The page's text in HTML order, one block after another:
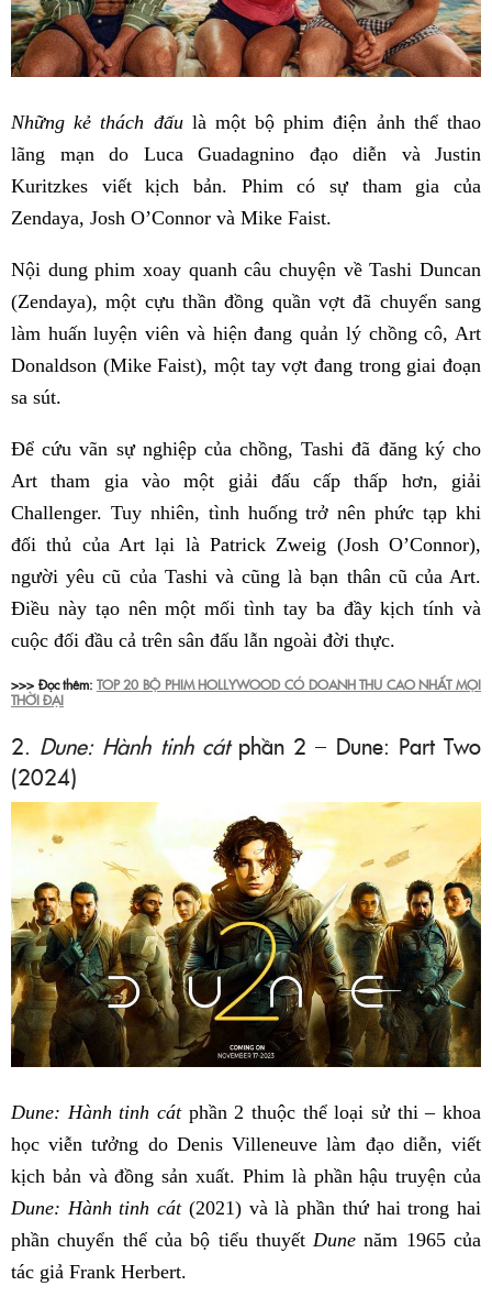
Những kẻ thách đấulà một bộ phim điện ảnh thể thao
lãng mạn do Luca Guadagnino đạo diễn và Justin
Kuritzkes viết kịch bản. Phim có sự tham gia của
Zendaya, Josh O’Connor và Mike Faist.
Nội dung phim xoay quanh câu chuyện về Tashi Duncan
(Zendaya), một cựu thần đồng quần vợt đã chuyển sang
làm huấn luyện viên và hiện đang quản lý chồng cô, Art
Donaldson (Mike Faist), một tay vợt đang trong giai đoạn
sa sút.
Để cứu vãn sự nghiệp của chồng, Tashi đã đăng ký cho
Art tham gia vào một giải đấu cấp thấp hơn, giải
Challenger. Tuy nhiên, tình huống trở nên phức tạp khi
đối thủ của Art lại là Patrick Zweig (Josh O’Connor),
người yêu cũ của Tashi và cũng là bạn thân cũ của Art.
Điều này tạo nên một mối tình tay ba đầy kịch tính và
cuộc đối đầu cả trên sân đấu lẫn ngoài đời thực.
>>> Đọc thêm: TOP 20 BỘ PHIM HOLLYWOOD CÓ DOANH THU CAO NHẤT MỌI
THỜI ĐẠI
2. Dune: Hành tinh cátphần 2 – Dune: Part Two
(2024)
Dune: Hành tinh cátphần 2 thuộc thể loại sử thi – khoa
học viễn tưởng do Denis Villeneuve làm đạo diễn, viết
kịch bản và đồng sản xuất. Phim là phần hậu truyện của
Dune: Hành tinh cát(2021) và là phần thứ hai trong hai
phần chuyển thể của bộ tiểu thuyết Dune năm 1965 của
tác giả Frank Herbert.